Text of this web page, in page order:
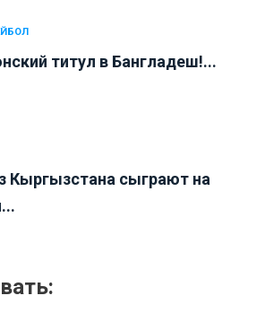
титул в Бангладеш!...
Кыргызстана сыграют на